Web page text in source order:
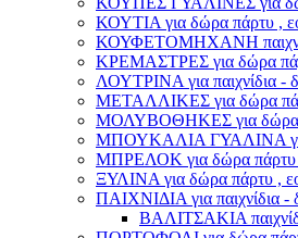
ΚΟΥΤΙΑ για δώρα πάρτυ ,
ΚΟΥΦΕΤΟΜΗΧΑΝΗ
ΚΡΕΜΑΣΤΡΕΣ για δώρα
ΛΟΥΤΡΙΝΑ για παιχνίδια -
ΜΕΤΑΛΛΙΚΕΣ για δώρα
ΜΟΛΥΒΟΘΗΚΕΣ για δώρα
ΜΠΟΥΚΑΛΙΑ ΓΥΑΛΙΝΑ για
ΜΠΡΕΛΟΚ για δώρα πάρτυ
ΞΥΛΙΝΑ για δώρα πάρτυ ,
ΠΑΙΧΝΙΔΙΑ για παιχνίδια -
ΒΑΛΙΤΣΑΚΙΑ